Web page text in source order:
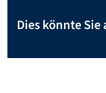
Dies könnte